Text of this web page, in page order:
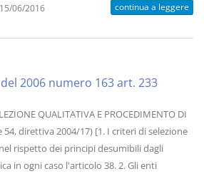
15/06/2016 continua a leggere
2006 numero 163 art. 233
QUALITATIVA E PROCEDIMENTO DI
54, direttiva 2004/17) [1. I criteri di selezione
rispetto dei principi desumibili dagli
in ogni caso l'articolo 38. 2. Gli enti